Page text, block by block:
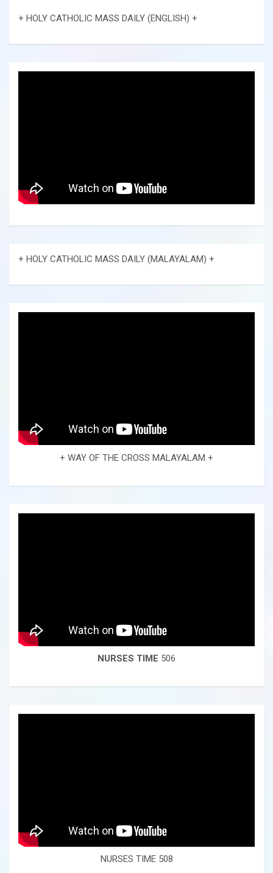
+ HOLY CATHOLIC MASS DAILY (ENGLISH) +
+ HOLY CATHOLIC MASS DAILY (MALAYALAM) +
+ WAY OF THE CROSS MALAYALAM +
NURSES TIME 506
NURSES TIME 508